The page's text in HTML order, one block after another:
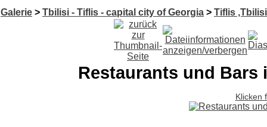
Galerie > Tbilisi - Tiflis - capital city of Georgia > Tiflis
Restaurants und
Klicken